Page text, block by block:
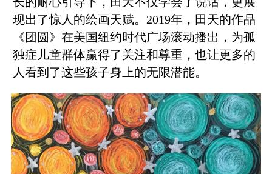
现出了惊人的绘画天赋。2019年，田天的作品
《团圆》在美国纽约时代广场滚动播出，为孤
独症儿童群体赢得了关注和尊重，也让更多的
人看到了这些孩子身上的无限潜能。